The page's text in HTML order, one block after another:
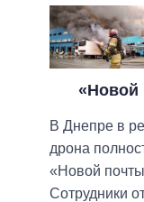
«Новой
В Днепре в
дрона
«Новой
Сотрудники